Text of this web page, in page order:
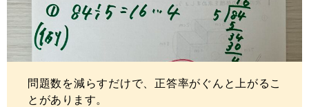
問題数を減らすだけで、正答率がぐんと上がるこ
とがあります。